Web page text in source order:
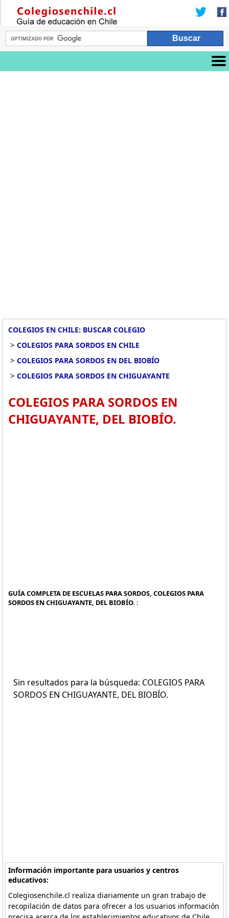
COLEGIOS EN CHILE: BUSCAR COLEGIO
> COLEGIOS PARA SORDOS EN CHILE
> COLEGIOS PARA SORDOS EN DEL BIOBÍO
> COLEGIOS PARA SORDOS EN CHIGUAYANTE
COLEGIOS PARA SORDOS EN
CHIGUAYANTE, DEL BIOBÍO.
GUÍA COMPLETA DE ESCUELAS PARA SORDOS, COLEGIOS PARA
SORDOS EN CHIGUAYANTE, DEL BIOBÍO. :
Sin resultados para la búsqueda: COLEGIOS PARA
SORDOS EN CHIGUAYANTE, DEL BIOBÍO.
Información importante para usuarios y centros
educativos:
Colegiosenchile.cl realiza diariamente un gran trabajo de
recopilación de datos para ofrecer a los usuarios información